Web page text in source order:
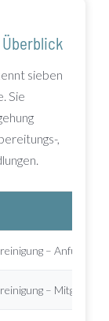
sieben
Sie
,
– Anführen
–